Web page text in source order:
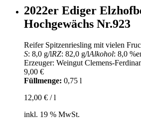
Pfirsichgarten
Riesling
Alte
0,5L
Nr.119
Menge
2022er Ediger
Hochgewächs Nr.923
Reifer Spitzenriesling mit vielen
S: 8,0 g/lRZ: 82,0 g/lAlkohol: 8,0 %
Erzeuger: Weingut Clemens-
9,00 €
Füllmenge: 0,75 l
12,00 € /l
inkl. 19 % MwSt.